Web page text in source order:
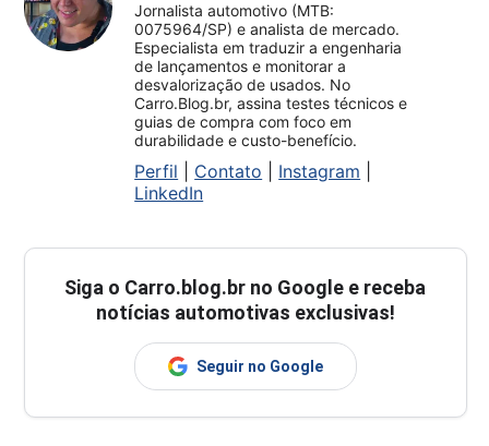
Jornalista automotivo (MTB:
0075964/SP) e analista de mercado.
Especialista em traduzir a engenharia
de lançamentos e monitorar a
desvalorização de usados. No
Carro.Blog.br, assina testes técnicos e
guias de compra com foco em
durabilidade e custo-benefício.
Perfil Contato Instagram
LinkedIn
Siga o Carro.blog.br no Google e receba
notícias automotivas exclusivas!
Seguir no Google